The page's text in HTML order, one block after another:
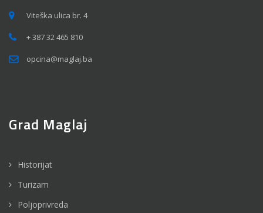
Viteška ulica br. 4
+ 387 32 465 810
opcina@maglaj.ba
Grad Maglaj
Historijat
Turizam
Poljoprivreda